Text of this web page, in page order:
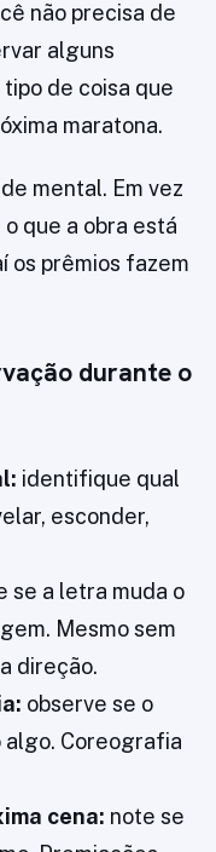
não precisa de
alguns
de coisa que
maratona.
mental. Em vez
que a obra está
os prêmios fazem
durante o
identifique qual
esconder,
se a letra muda o
Mesmo sem
direção.
observe se o
algo. Coreografia
cena: note se